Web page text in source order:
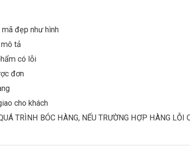
đẹp như hình
tả
có lỗi
đơn
cho khách
TRÌNH BÓC HÀNG, NẾU TRƯỜNG HỢP HÀNG